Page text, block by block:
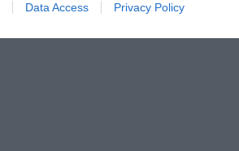
Data Access Privacy Policy